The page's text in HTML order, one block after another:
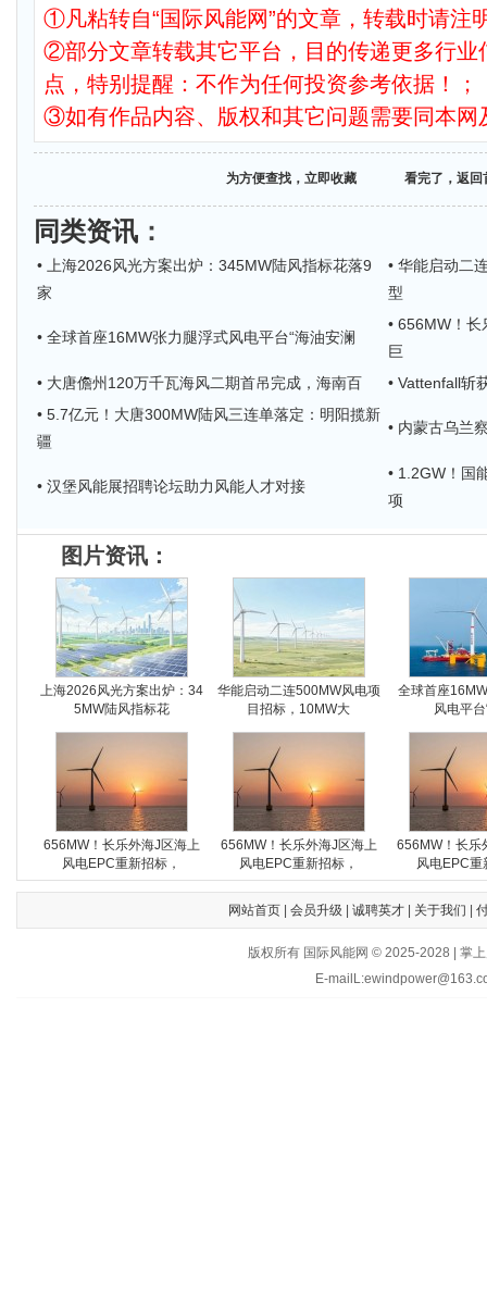
①凡粘转自“国际风能网”的文章，转载时请注
②部分文章转载其它平台，目的传递更多行业
点，特别提醒：不作为任何投资参考依据！；
③如有作品内容、版权和其它问题需要同本网
为方便查找，立即收藏 看完了，返回
同类资讯 ：
• 上海2026风光方案出炉：345MW陆风指标花落9
家
• 华能启动二
型
• 全球首座16MW张力腿浮式风电平台“海油安澜
• 656MW！
巨
• 大唐儋州120万千瓦海风二期首吊完成，海南百
• Vattenfall斩
• 5.7亿元！大唐300MW陆风三连单落定：明阳揽新
疆
• 内蒙古乌兰
• 汉堡风能展招聘论坛助力风能人才对接
• 1.2GW！国
项
图片资讯：
上海2026风光方案出炉：34
5MW陆风指标花
华能启动二连500MW风电项
目招标，10MW大
全球首座
风电平
656MW！长乐外海J区海上
风电EPC重新招标，
656MW！长乐外海J区海上
风电EPC重新招标，
656MW！长乐
风电EPC重
网站首页| 会员升级 诚聘英才| 关于我们
版权所有 国际风能网 © 2025-2028 | 掌
E-